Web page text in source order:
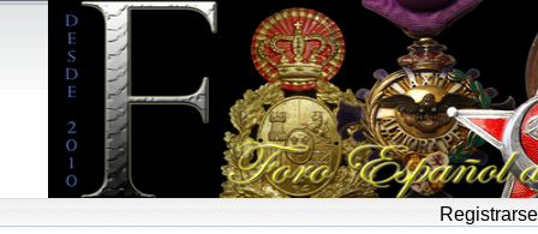
Registrarse